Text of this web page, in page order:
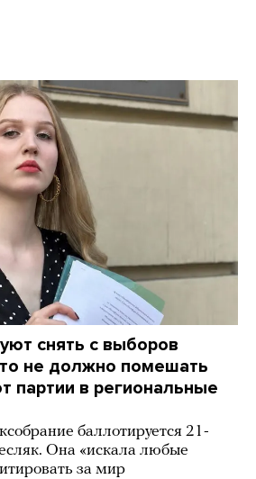
снять с выборов
не должно помешать
партии в региональные
баллотируется 21-
Она «искала любые
за мир